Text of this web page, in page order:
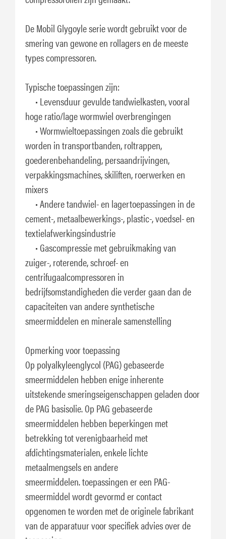
De Mobil Glygoyle serie wordt gebruikt voor de
smering van gewone en rollagers en de meeste
types compressoren.
Typische toepassingen zijn:
• Levensduur gevulde tandwielkasten, vooral
hoge ratio/lage wormwiel overbrengingen
• Wormwieltoepassingen zoals die gebruikt
worden in transportbanden, roltrappen,
goederenbehandeling, persaandrijvingen,
verpakkingsmachines, skiliften, roerwerken en
mixers
• Andere tandwiel- en lagertoepassingen in de
cement-, metaalbewerkings-, plastic-, voedsel- en
textielafwerkingsindustrie
• Gascompressie met gebruikmaking van
zuiger-, roterende, schroef- en
centrifugaalcompressoren in
bedrijfsomstandigheden die verder gaan dan de
capaciteiten van andere synthetische
smeermiddelen en minerale samenstelling
Opmerking voor toepassing
Op polyalkyleenglycol (PAG) gebaseerde
smeermiddelen hebben enige inherente
uitstekende smeringseigenschappen geladen door
de PAG basisolie. Op PAG gebaseerde
smeermiddelen hebben beperkingen met
betrekking tot verenigbaarheid met
afdichtingsmaterialen, enkele lichte
metaalmengsels en andere
smeermiddelen. toepassingen er een PAG-
smeermiddel wordt gevormd er contact
opgenomen te worden met de originele fabrikant
van de apparatuur voor specifiek advies over de